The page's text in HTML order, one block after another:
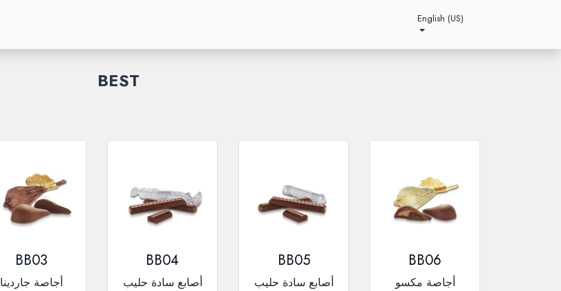
English (US)
BEST
BB03
أجاصة جاردينا
BB04
أصابع سادة حليب
BB05
أصابع سادة حليب
BB06
أجاصة مكسو